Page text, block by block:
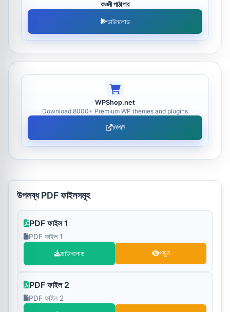
কওমী পাঠাগার
ডাউনলোড
WPShop.net
Download 8000+ Premium WP themes and plugins
ভিজিট
উপলব্ধ PDF ফাইলসমূহ
PDF ফাইল 1
PDF ফাইল 1
ডাউনলোড পড়ুন
PDF ফাইল 2
PDF ফাইল 2